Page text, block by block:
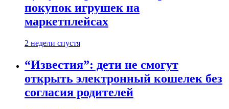
покупок игрушек на
маркетплейсах
2 недели спустя
“Известия”: дети не смогут
открыть электронный кошелек без
согласия родителей